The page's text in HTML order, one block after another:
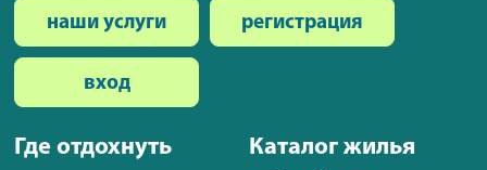
Где отдохнуть
Каталог жилья
наши услуги регистрация
вход